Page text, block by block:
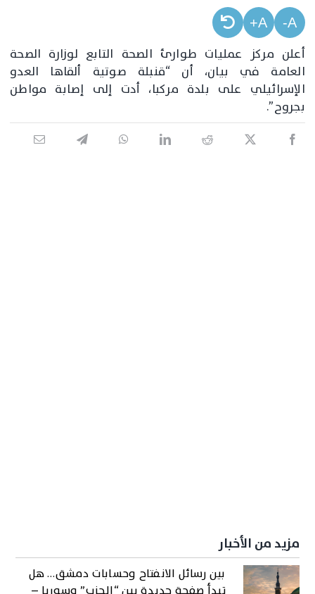
A-
A+
أعلن مركز عمليات طوارئ الصحة التابع لوزارة الصحة
العامة في بيان، أن “قنبلة صوتية ألقاها العدو
الإسرائيلي على بلدة مركبا، أدت إلى إصابة مواطن
بجروح”.
مزيد من الأخبار
بين رسائل الانفتاح وحسابات دمشق… هل